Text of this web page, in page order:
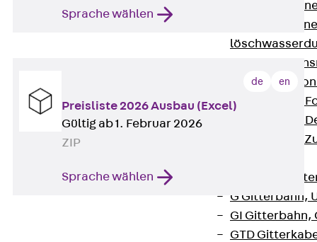
RGS
RGL
RI
RIS
Kabelrinnen-
Kabelrinnen-
Kabelrinnen-
G Gitterbahn,
GI Gitterbahn,
GTD
Sprache wählen
de en
Preisliste 2026 Ausbau (Excel)
Gültig ab 1. Februar 2026
ZIP
Sprache wählen